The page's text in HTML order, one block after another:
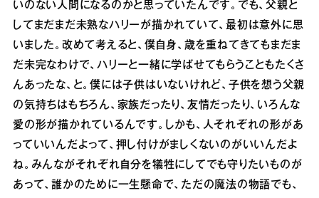
いのない人間になるのかと思っていたんです。でも、父親と
してまだまだ未熟なハリーが描かれていて、最初は意外に思
いました。改めて考えると、僕自身、歳を重ねてきてもまだま
だ未完なわけで、ハリーと一緒に学ばせてもらうこともたくさ
んあったな、と。僕には子供はいないけれど、子供を想う父親
の気持ちはもちろん、家族だったり、友情だったり、いろんな
愛の形が描かれているんです。しかも、人それぞれの形があ
っていいんだよって、押し付けがましくないのがいいんだよ
ね。みんながそれぞれ自分を犠牲にしてでも守りたいものが
あって、誰かのために一生懸命で、ただの魔法の物語でも、